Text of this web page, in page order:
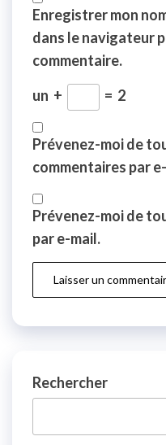
Enregistrer mon
dans le navigateur
commentaire.
un + = 2
Prévenez-moi de
commentaires par
Prévenez-moi de
par e-mail.
Rechercher